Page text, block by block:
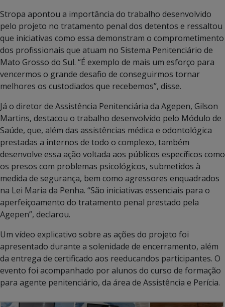
Stropa apontou a importância do trabalho desenvolvido
pelo projeto no tratamento penal dos detentos e ressaltou
que iniciativas como essa demonstram o comprometimento
dos profissionais que atuam no Sistema Penitenciário de
Mato Grosso do Sul. “É exemplo de mais um esforço para
vencermos o grande desafio de conseguirmos tornar
melhores os custodiados que recebemos”, disse.
Já o diretor de Assistência Penitenciária da Agepen, Gilson
Martins, destacou o trabalho desenvolvido pelo Módulo de
Saúde, que, além das assistências médica e odontológica
prestadas a internos de todo o complexo, também
desenvolve essa ação voltada aos públicos específicos como
os presos com problemas psicológicos, submetidos à
medida de segurança, bem como agressores enquadrados
na Lei Maria da Penha. “São iniciativas essenciais para o
aperfeiçoamento do tratamento penal prestado pela
Agepen”, declarou.
Um vídeo explicativo sobre as ações do projeto foi
apresentado durante a solenidade de encerramento, além
da entrega de certificado aos reeducandos participantes. O
evento foi acompanhado por alunos do curso de formação
para agente penitenciário, da área de Assistência e Perícia.